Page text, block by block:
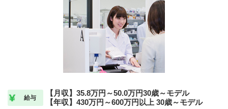
給与
【月収】35.8万円～50.0万円30歳～モデル
【年収】430万円～600万円以上 30歳～モデル